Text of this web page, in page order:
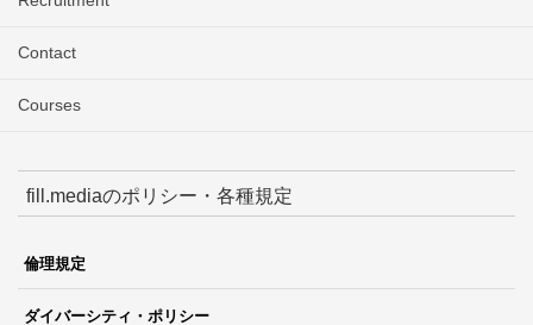
Contact
Courses
fill.mediaのポリシー・各種規定
倫理規定
ダイバーシティ・ポリシー